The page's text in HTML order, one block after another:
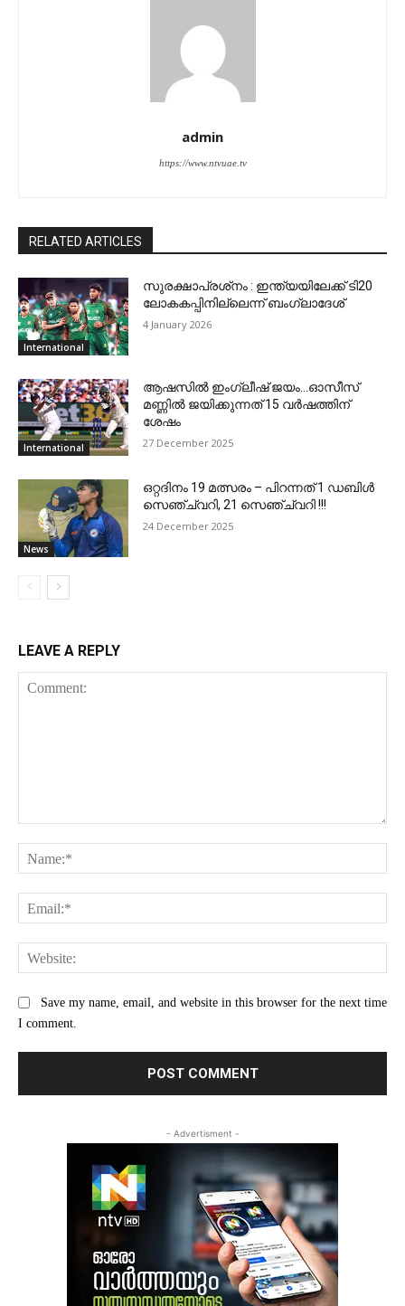
admin
https://www.ntvuae.tv
RELATED ARTICLES
International
സുരക്ഷാപ്രശ്‌നം : ഇന്ത്യയിലേക്ക് ടി20
ലോകകപ്പിനില്ലെന്ന് ബംഗ്ലാദേശ്
4 January 2026
International
ആഷസില്‍ ഇംഗ്ലീഷ് ജയം…ഓസീസ്
മണ്ണില്‍ ജയിക്കുന്നത് 15 വര്‍ഷത്തിന്
ശേഷം
27 December 2025
News
ഒറ്റദിനം 19 മത്സരം – പിറന്നത് 1 ഡബിള്‍
സെഞ്ച്വറി, 21 സെഞ്ച്വറി !!!
24 December 2025
LEAVE A REPLY
Save my name, email, and website in this browser for the next time
I comment.
- Advertisment -